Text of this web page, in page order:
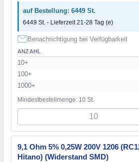
auf Bestellung: 6449 St.
6449 St. - Lieferzeit 21-28 Tag (e)
Benachrichtigung bei Verfügbarkeit
ANZAHL
10+
100+
1000+
Mindestbestellmenge: 10 St.
9,1 Ohm 5% 0,25W 200V 1206
Hitano) (Widerstand SMD)